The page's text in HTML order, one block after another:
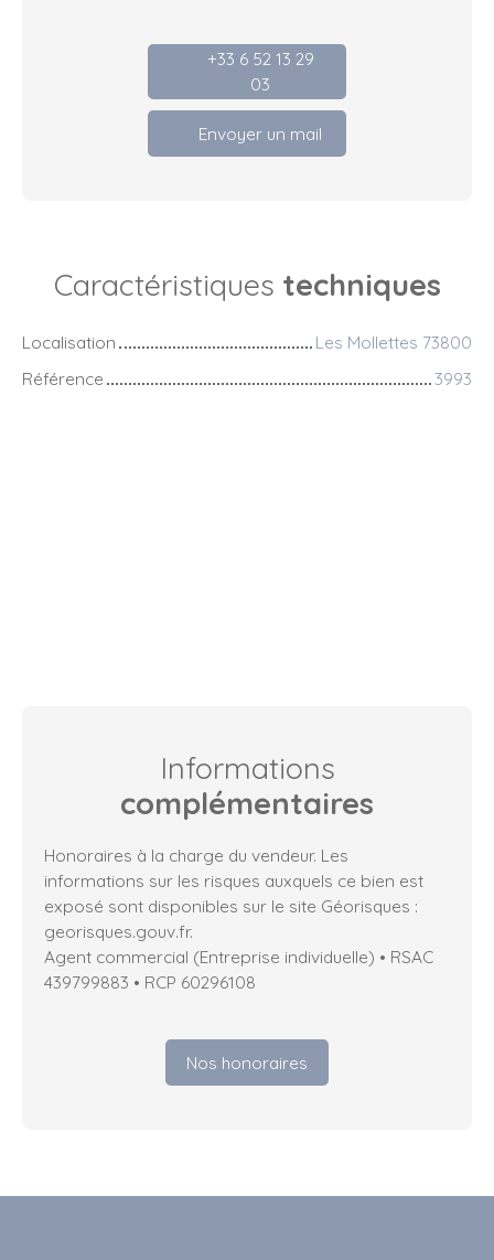
+33 6 52 13 29
03
Envoyer un mail
Caractéristiques techniques
Localisation
Les Mollettes 73800
Référence
3993
Informations
complémentaires
Honoraires à la charge du vendeur. Les
informations sur les risques auxquels ce bien est
exposé sont disponibles sur le site Géorisques :
georisques.gouv.fr.
Agent commercial (Entreprise individuelle) • RSAC
439799883 • RCP 60296108
Nos honoraires